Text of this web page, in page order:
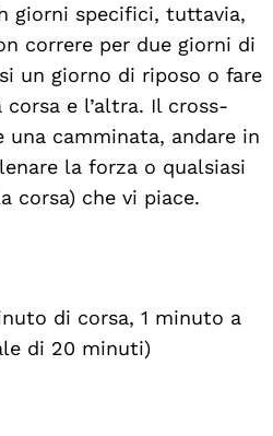
giorni specifici, tuttavia,
correre per due giorni di
un giorno di riposo o fare
e l’altra. Il cross-
camminata, andare in
la forza o qualsiasi
corsa) che vi piace.
di corsa, 1 minuto a
di 20 minuti)